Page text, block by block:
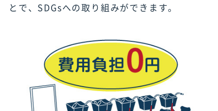
とで、SDGsへの取り組みができます。